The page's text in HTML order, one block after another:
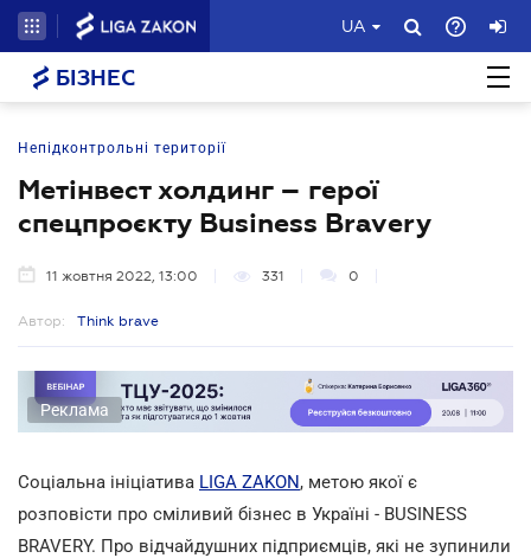
UA
БІЗНЕС
Непідконтрольні території
Метінвест холдинг – герої
спецпроєкту Business Bravery
11 жовтня 2022, 13:00 331 0
Автор: Think brave
Реклама
Соціальна ініціатива LIGA ZAKON, метою якої є
розповісти про сміливий бізнес в Україні - BUSINESS
BRAVERY. Про відчайдушних підприємців, які не зупинили